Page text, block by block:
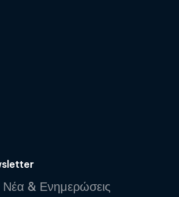
Νέα & Ενημερώσεις